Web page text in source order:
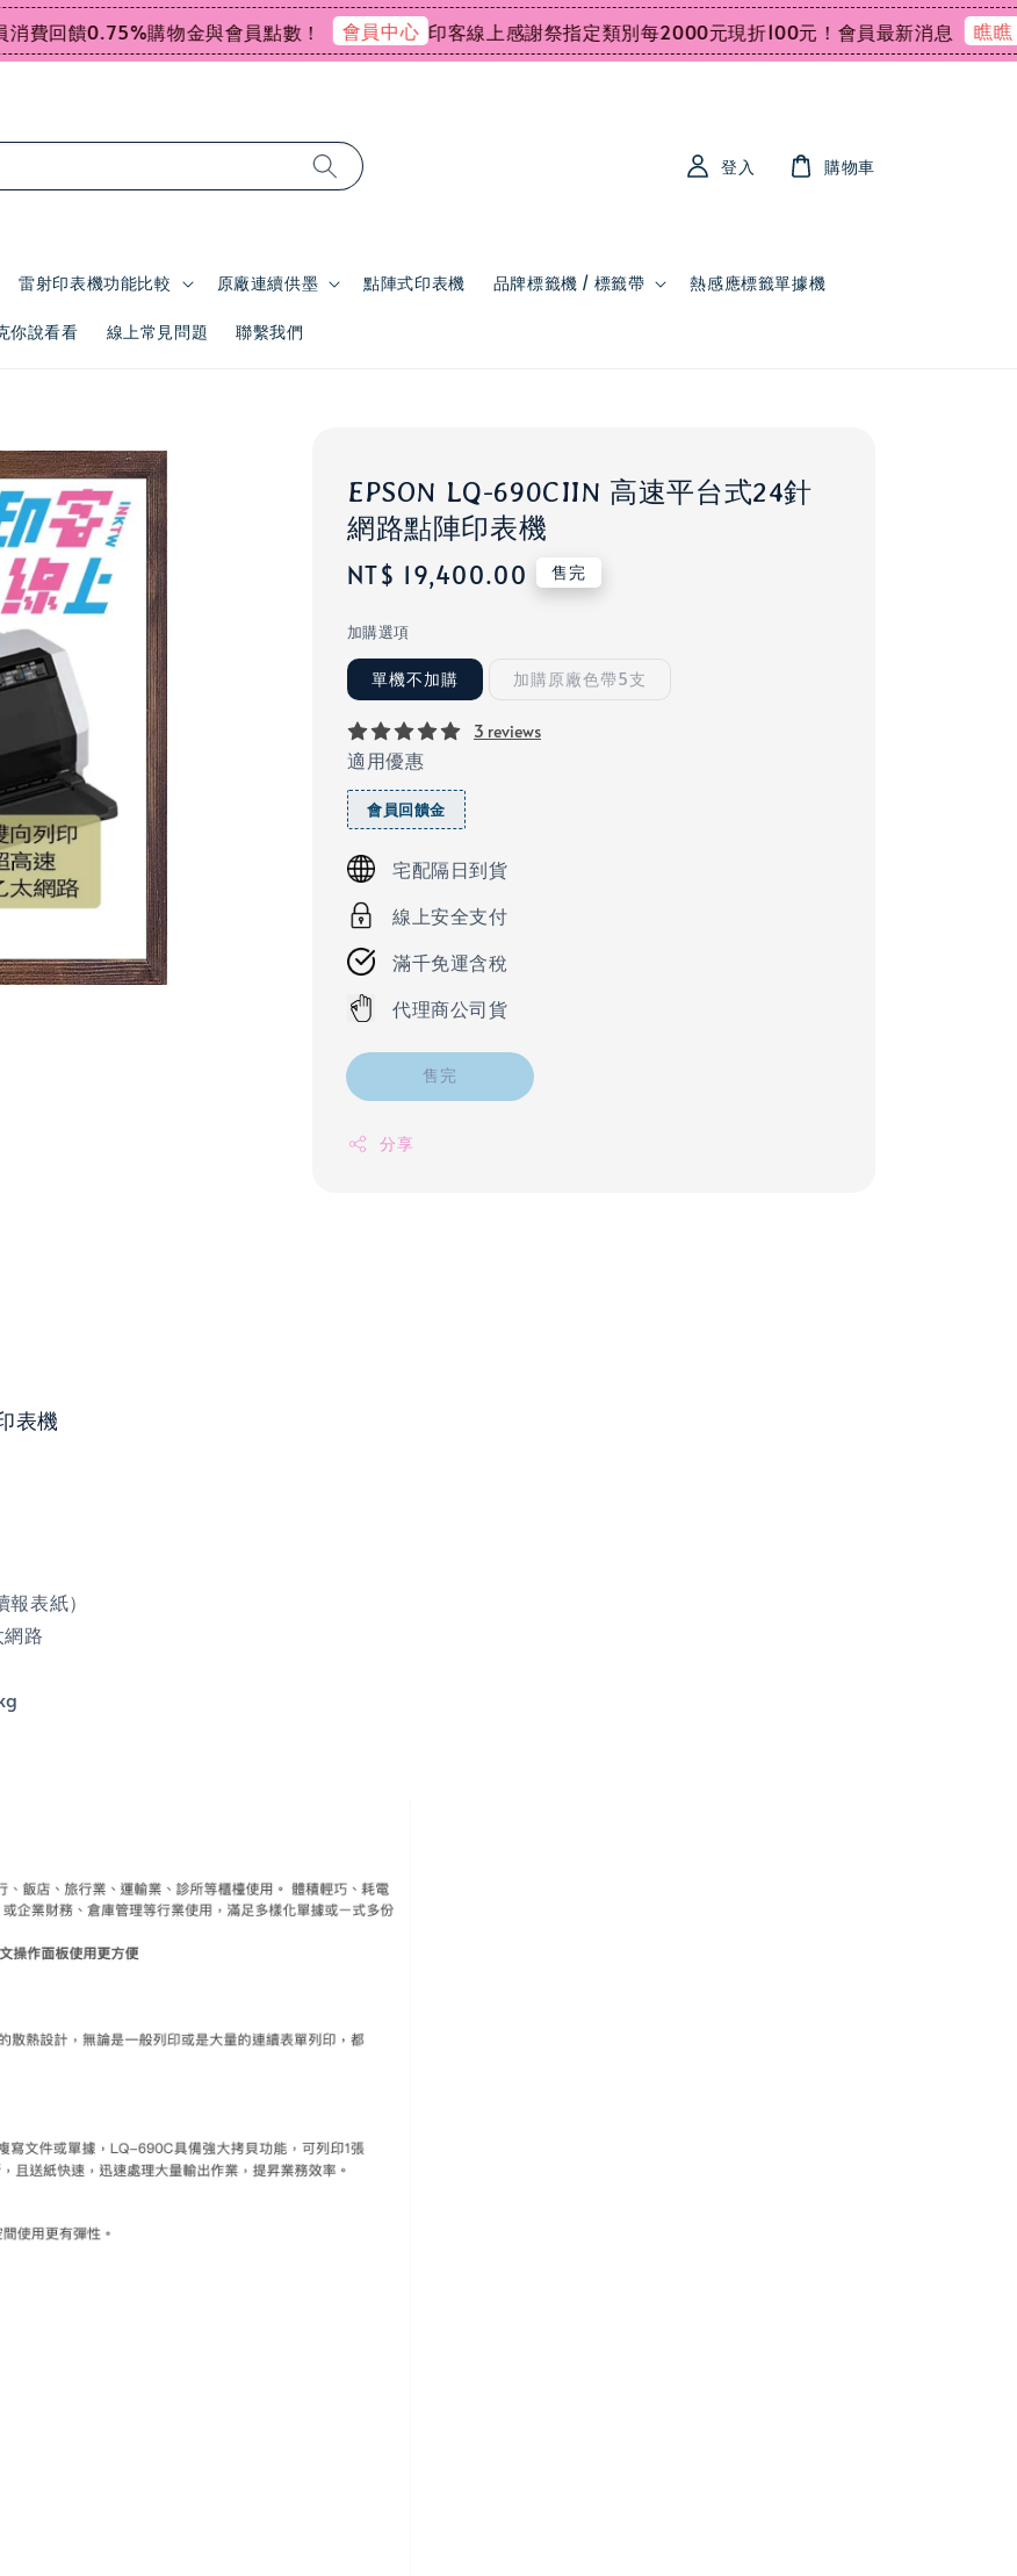
饋0.75%購物金與會員點數！ 會員中心 印客線上感謝祭指定類別每2000元現折100元！會員最新消息 瞧瞧 會員
雷射印表機功能比較 原廠連續供墨 點陣式印表機 品牌標籤機 / 標籤帶 熱感應標籤單據機
你說看看 線上常見問題 聯繫我們
登入 購物車
EPSON LQ-690CIIN 高速平台式24針
網路點陣印表機
Regular
NT$ 19,400.00 售完
加購選項
單機不加購 加購原廠色帶5支
3 reviews
適用優惠
會員回饋金
宅配隔日到貨
線上安全支付
滿千免運含稅
代理商公司貨
售完
分享
表機
表紙）
路